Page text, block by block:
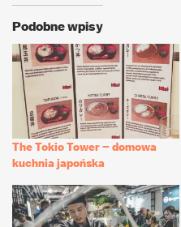
Podobne wpisy
The Tokio Tower – domowa
kuchnia japońska